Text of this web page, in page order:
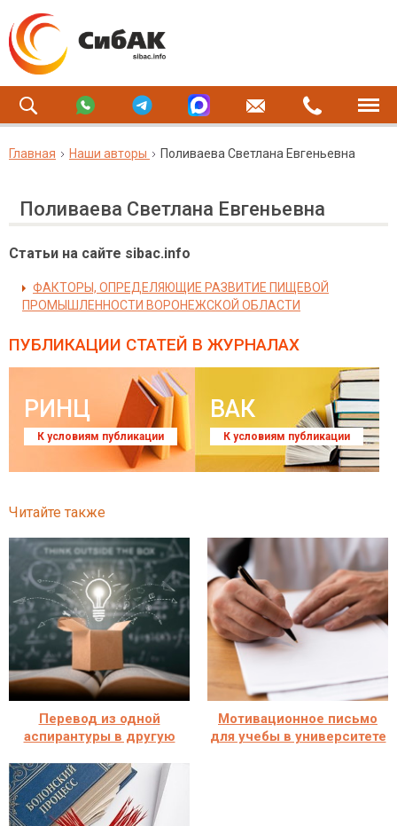
Главная Наши авторы Поливаева Светлана Евгеньевна
Поливаева Светлана Евгеньевна
Статьи на сайте sibac.info
ФАКТОРЫ, ОПРЕДЕЛЯЮЩИЕ РАЗВИТИЕ ПИЩЕВОЙ
ПРОМЫШЛЕННОСТИ ВОРОНЕЖСКОЙ ОБЛАСТИ
ПУБЛИКАЦИИ СТАТЕЙ В ЖУРНАЛАХ
РИНЦ
К условиям публикации
ВАК
К условиям публикации
Читайте также
Перевод из одной
аспирантуры в другую
Мотивационное письмо
для учебы в университете